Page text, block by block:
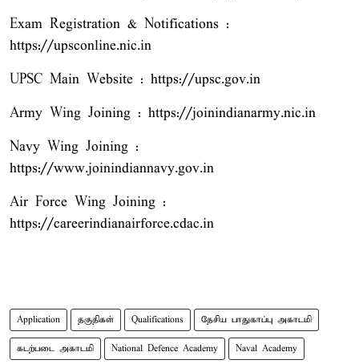
Exam Registration & Notifications :
https://upsconline.nic.in
UPSC Main Website : https://upsc.gov.in
Army Wing Joining : https://joinindianarmy.nic.in
Navy Wing Joining :
https://www.joinindiannavy.gov.in
Air Force Wing Joining :
https://careerindianairforce.cdac.in
Application தகுதிகள் Qualifications தேசிய பாதுகாப்பு அகாடமி
கடற்படை அகாடமி National Defence Academy Naval Academy